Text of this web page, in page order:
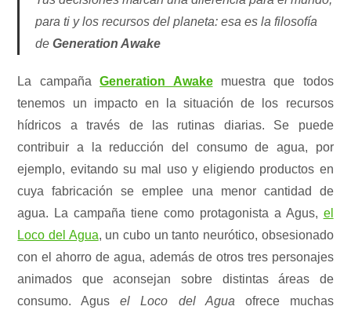
para ti y los recursos del planeta: esa es la filosofía
deGeneration Awake
La campañaGeneration Awakemuestra que todos
tenemos un impacto en la situación de los recursos
hídricos a través de las rutinas diarias. Se puede
contribuir a la reducción del consumo de agua, por
ejemplo, evitando su mal uso y eligiendo productos en
cuya fabricación se emplee una menor cantidad de
agua. La campaña tiene como protagonista a Agus, el
Loco del Agua, un cubo un tanto neurótico, obsesionado
con el ahorro de agua, además de otros tres personajes
animados que aconsejan sobre distintas áreas de
consumo. Agusel Loco del Aguaofrece muchas